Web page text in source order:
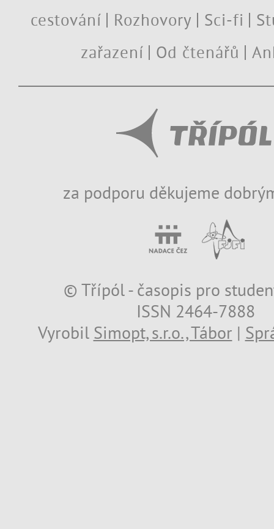
cestování
Rozhovory Sci-fi
zařazení
Od čtenářů
za podporu děkujeme
© Třípól - časopis pro
ISSN 2464-7888
Vyrobil Simopt, s.r.o., Tábor |